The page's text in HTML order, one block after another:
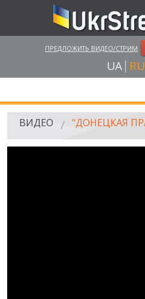
ПРЕДЛОЖИТЬ ВИДЕО/СТРИМ
UA RU
ГЛАВНАЯ
ВИДЕО